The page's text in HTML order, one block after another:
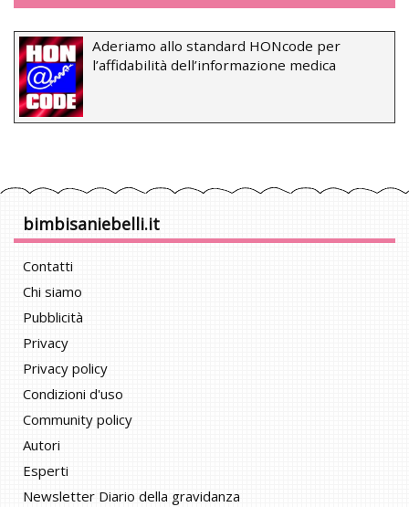
Aderiamo allo standard HONcode per
l’affidabilità dell’informazione medica
bimbisaniebelli.it
Contatti
Chi siamo
Pubblicità
Privacy
Privacy policy
Condizioni d'uso
Community policy
Autori
Esperti
Newsletter Diario della gravidanza